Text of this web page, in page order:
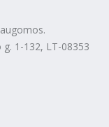
g. 1-132, LT-08353